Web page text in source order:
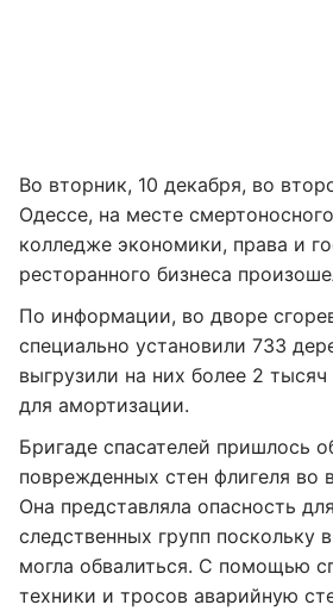
Во вторник, 10 декабря, во
Одессе, на месте
колледже экономики, права и
ресторанного бизнеса
По информации, во дворе
специально установили 733
выгрузили на них более 2
для амортизации.
Бригаде спасателей пришлось
поврежденных стен флигеля во
Она представляла опасность
следственных групп поскольку
могла обвалиться. С помощью
техники и тросов аварийную